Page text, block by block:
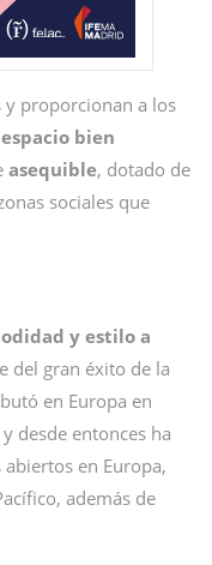
y proporcionan a los
bien
asequible, dotado de
sociales que
y estilo a
del gran éxito de la
en Europa en
desde entonces ha
en Europa,
además de